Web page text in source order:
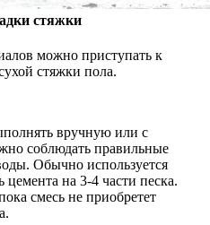
стяжки
можно приступать к
стяжки пола.
вручную или с
соблюдать правильные
Обычно используется
на 3-4 части песка.
смесь не приобретет